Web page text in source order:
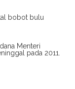
bobot bulu
Menteri
pada 2011.